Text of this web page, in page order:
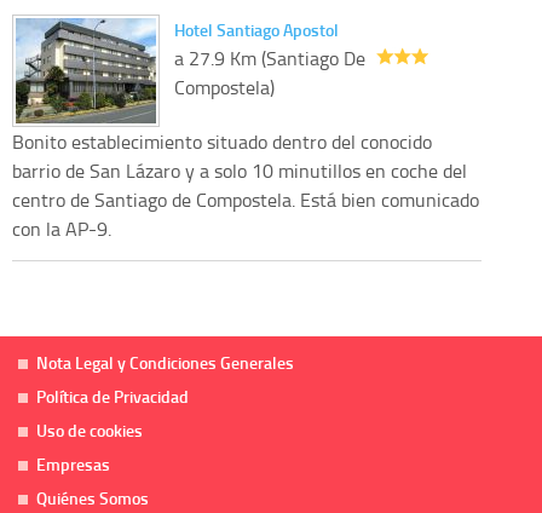
Hotel Santiago Apostol
a 27.9 Km (Santiago De
Compostela)
Bonito establecimiento situado dentro del conocido
barrio de San Lázaro y a solo 10 minutillos en coche del
centro de Santiago de Compostela. Está bien comunicado
con la AP-9.
Nota Legal y Condiciones Generales
Política de Privacidad
Uso de cookies
Empresas
Quiénes Somos